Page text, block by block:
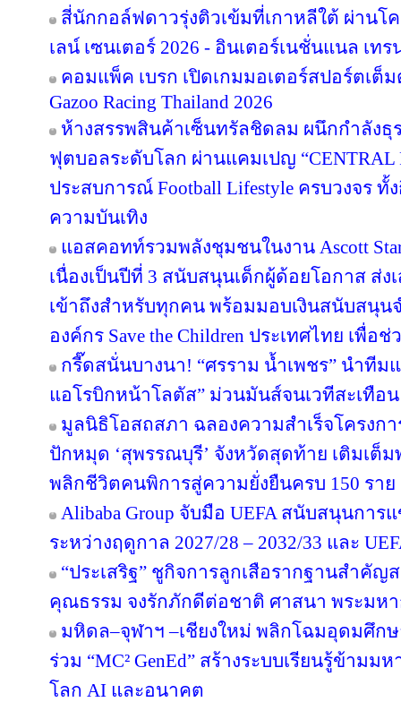
สี่นักกอล์ฟดาวรุ่งติวเข้มที่เกาหลีใต้ ผ่านโค
เลน์ เซนเตอร์ 2026 - อินเตอร์เนชั่นแนล เท
คอมแพ็ค เบรก เปิดเกมมอเตอร์สปอร์ตเต็
Gazoo Racing Thailand 2026
ห้างสรรพสินค้าเซ็นทรัลชิดลม ผนึกกำลังธุ
ฟุตบอลระดับโลก ผ่านแคมเปญ “CENTRAL
ประสบการณ์ Football Lifestyle ครบวงจร
ความบันเทิง
แอสคอทท์รวมพลังชุมชนในงาน Ascott Star
เนื่องเป็นปีที่ 3 สนับสนุนเด็กผู้ด้อยโอกาส ส่
เข้าถึงสำหรับทุกคน พร้อมมอบเงินสนับสนุน
องค์กร Save the Children ประเทศไทย เพื่อ
กรี๊ดสนั่นบางนา! “ศรราม น้ำเพชร” นำทีม
แอโรบิกหน้าโลตัส” ม่วนมันส์จนเวทีสะเทือน
มูลนิธิโอสถสภา ฉลองความสำเร็จโครงก
ปักหมุด ‘สุพรรณบุรี’ จังหวัดสุดท้าย เติมเต็
พลิกชีวิตคนพิการสู่ความยั่งยืนครบ 150 ราย
Alibaba Group จับมือ UEFA สนับสนุนกา
ระหว่างฤดูกาล 2027/28 – 2032/33 และ
“ประเสริฐ” ชูกิจการลูกเสือรากฐานสำคัญ
คุณธรรม จงรักภักดีต่อชาติ ศาสนา พระมห
มหิดล–จุฬาฯ –เชียงใหม่ พลิกโฉมอุดมศึก
ร่วม “MC² GenEd” สร้างระบบเรียนรู้ข้าม
โลก AI และอนาคต